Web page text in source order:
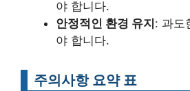
야 합니다.
안정적인 환경 유지 : 과도
야 합니다.
주의사항 요약 표